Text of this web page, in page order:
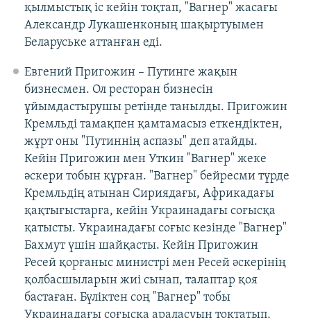
қылмыстық іс кейін тоқтап, "Вагнер" жасағы
Александр Лукашенконың шақыртуымен
Беларуське аттанған еді.
Евгений Пригожин – Путинге жақын
бизнесмен. Ол ресторан бизнесін
ұйымдастырушы ретінде танылды. Пригожин
Кремльді тамақпен қамтамасыз еткендіктен,
жұрт оны "Путиннің аспазы" деп атайды.
Кейін Пригожин мен Уткин "Вагнер" жеке
әскери тобын құрған. "Вагнер" бейресми түрде
Кремльдің атынан Сириядағы, Африкадағы
қақтығыстарға, кейін Украинадағы соғысқа
қатысты. Украинадағы соғыс кезінде "Вагнер"
Бахмут үшін шайқасты. Кейін Пригожин
Ресей қорғаныс министрі мен Ресей әскерінің
қолбасшыларын жиі сынап, талаптар қоя
бастаған. Бүліктен соң "Вагнер" тобы
Украинадағы соғысқа араласуын тоқтатып,